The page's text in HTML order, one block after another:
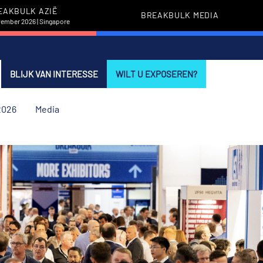
AZIË
2026 | Singapore
BREAKBULK MEDIA
BLIJK VAN INTERESSE WILT U EXPOSEREN?
Media